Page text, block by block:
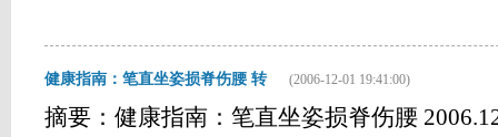
健康指南：笔直坐姿损脊伤腰 转 (2006-12-01 19:41:00)
摘要：健康指南：笔直坐姿损脊伤腰